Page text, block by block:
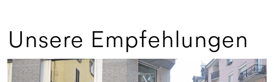
Unsere Empfehlungen